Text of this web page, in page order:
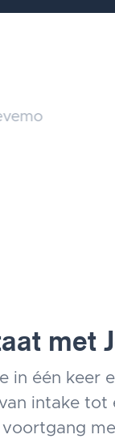
met
in één keer
intake tot